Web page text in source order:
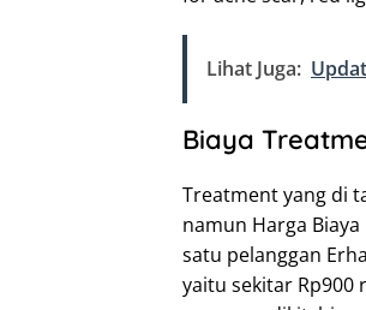
Lihat Juga:
Biaya
Treatment yang di
namun Harga
satu pelanggan
yaitu sekitar Rp900